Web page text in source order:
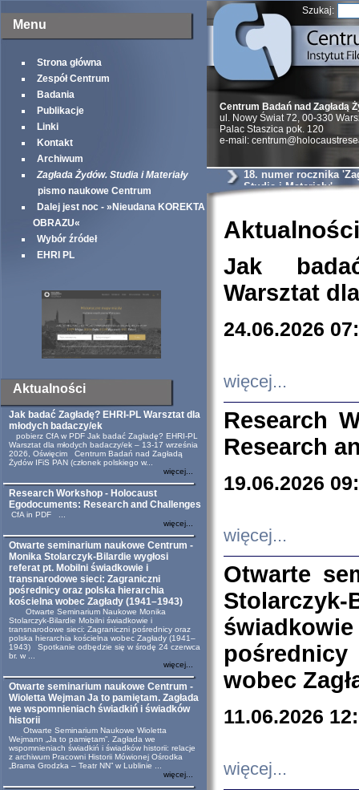
Menu
Strona główna
Zespół Centrum
Badania
Publikacje
Linki
Kontakt
Archiwum
Zagłada Żydów. Studia i Materiały
pismo naukowe Centrum
Dalej jest noc - »Nieudana KOREKTA
OBRAZU«
Wybór źródeł
EHRI PL
Aktualności
Jak badać Zagładę? EHRI-PL Warsztat dla
młodych badaczy/ek
pobierz CfA w PDF Jak badać Zagładę? EHRI-PL
Warsztat dla młodych badaczy/ek – 13-17 września
2026, Oświęcim Centrum Badań nad Zagładą
Żydów IFiS PAN (członek polskiego w...
więcej...
Research Workshop - Holocaust
Egodocuments: Research and Challenges
CfA in PDF ...
więcej...
Otwarte seminarium naukowe Centrum -
Monika Stolarczyk-Bilardie wygłosi
referat pt. Mobilni świadkowie i
transnarodowe sieci: Zagraniczni
pośrednicy oraz polska hierarchia
kościelna wobec Zagłady (1941–1943)
Otwarte Seminarium Naukowe Monika
Stolarczyk-Bilardie Mobilni świadkowie i
transnarodowe sieci: Zagraniczni pośrednicy oraz
polska hierarchia kościelna wobec Zagłady (1941–
1943) Spotkanie odbędzie się w środę 24 czerwca
br. w ...
więcej...
Otwarte seminarium naukowe Centrum -
Wioletta Wejman Ja to pamiętam. Zagłada
we wspomnieniach świadkiń i świadków
historii
Otwarte Seminarium Naukowe Wioletta
Wejmann „Ja to pamiętam”. Zagłada we
wspomnieniach świadkiń i świadków historii: relacje
z archiwum Pracowni Historii Mówionej Ośrodka
„Brama Grodzka – Teatr NN” w Lublinie ...
więcej...
Szukaj:
Centrum Badań nad Zagładą
ul. Nowy Świat 72, 00-330
Palac Staszica pok. 120
e-mail:
18. numer rocznika
Studia i Materiały'
Aktualności
Jak
Warsztat
24.06.2026
więcej...
Research
Research
19.06.2026
więcej...
Otwarte
wobec
11.06.2026
więcej...